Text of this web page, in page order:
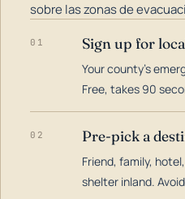
sobre las zonas de
01 Sign up for
Your county's
Free, takes 90
02 Pre-pick a
Friend, family,
shelter inland.